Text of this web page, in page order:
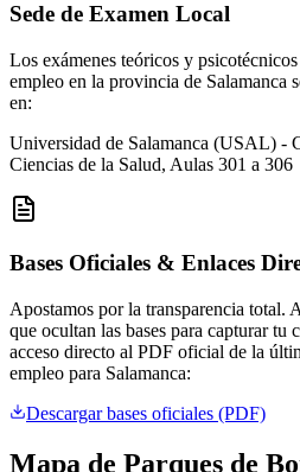
Sede de Examen Local
Los exámenes teóricos y
empleo en la provincia de Salamanca
en:
Universidad de Salamanca (USAL) -
Ciencias de la Salud, Aulas 301 a 306
Bases Oficiales & Enlaces
Apostamos por la transparencia total.
que ocultan las bases para capturar tu
acceso directo al PDF oficial de la
empleo para Salamanca:
Descargar bases oficiales (PDF)
Mapa de Parques de